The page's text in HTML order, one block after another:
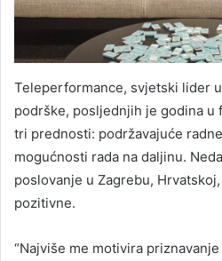
Teleperformance, svjetski lider
podrške, posljednjih je godina u
tri prednosti: podržavajuće
mogućnosti rada na daljinu.
poslovanje u Zagrebu,
pozitivne.
“Najviše me motivira